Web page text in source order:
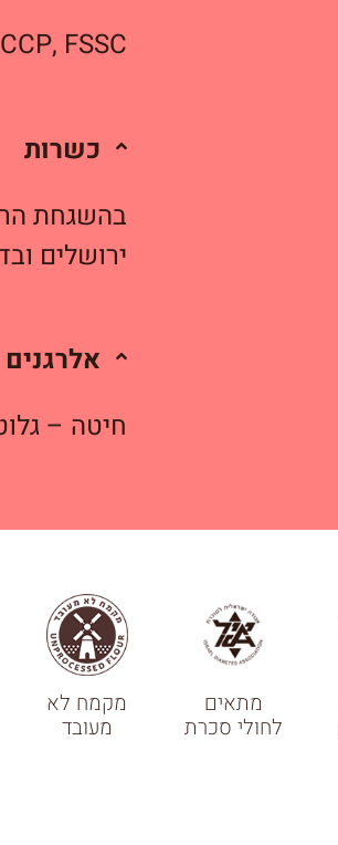
FSSC
כשרות
בהשגחת
ירושלים
אלרגנים
חיטה –
מתאים
לחולי סכרת
מקמח לא
מעובד